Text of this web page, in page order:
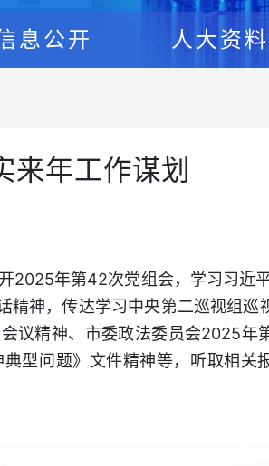
息公开 人大资料
来年工作谋划
2025年第42次党组会，学习习近
精神，传达学习中央第二巡视组巡
议精神、市委政法委员会2025年
型问题》文件精神等，听取相关